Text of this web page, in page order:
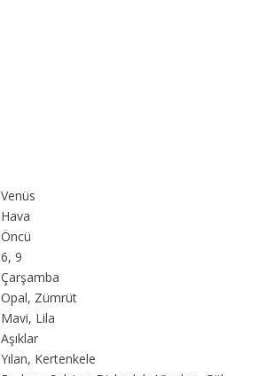
Venüs
Hava
Öncü
6, 9
Çarşamba
Opal, Zümrüt
Mavi, Lila
Aşıklar
Yılan, Kertenkele